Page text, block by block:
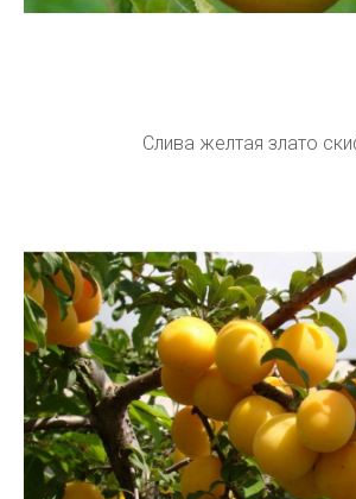
Слива желтая злато